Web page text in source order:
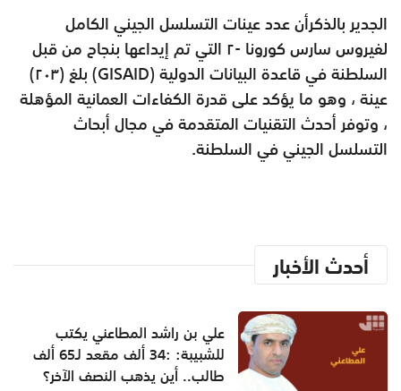
الجدير بالذكرأن عدد عينات التسلسل الجيني الكامل
لفيروس سارس كورونا -٢ التي تم إيداعها بنجاح من قبل
السلطنة في قاعدة البيانات الدولية (GISAID) بلغ (٢٠٣)
عينة ، وهو ما يؤكد على قدرة الكفاءات العمانية المؤهلة
، وتوفر أحدث التقنيات المتقدمة في مجال أبحاث
التسلسل الجيني في السلطنة.
أحدث الأخبار
علي بن راشد المطاعني يكتب
للشبيبة: :34 ألف مقعد لـ65 ألف
طالب.. أين يذهب النصف الآخر؟